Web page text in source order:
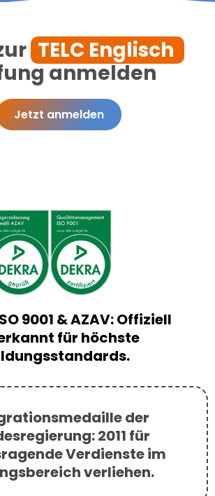
TELC Englisch
anmelden
Jetzt anmelden
9001 & AZAV: Offiziell
für höchste
der
2011 für
Verdienste im
verliehen.